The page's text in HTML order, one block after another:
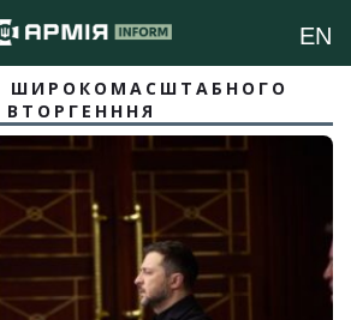
EN
ШИРОКОМАСШТАБНОГО
ВТОРГЕНННЯ